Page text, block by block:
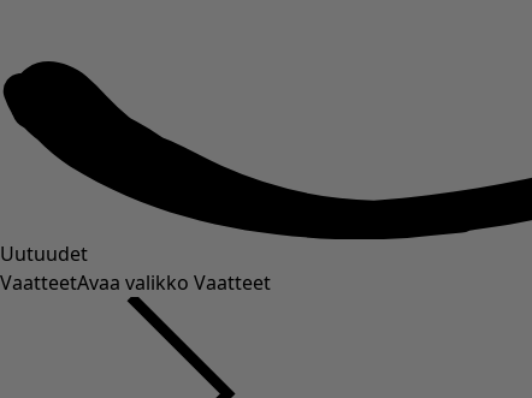
Uutuudet
VaatteetAvaa valikko Vaatteet